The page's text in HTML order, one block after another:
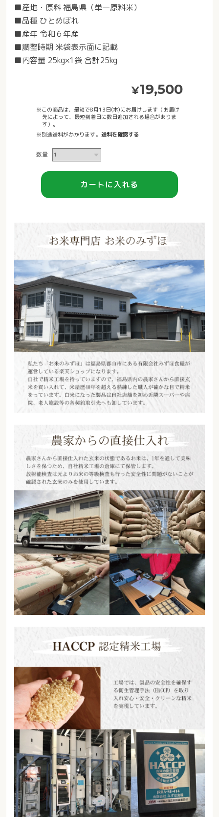
■産地・原料 福島県（単一原料米）
■品種 ひとめぼれ
■産年 令和６年産
■調整時期 米袋表示面に記載
■内容量 25kg×1袋 合計25kg
¥19,500
※この商品は、最短で8月13日(木)にお届けします（お届け
先によって、最短到着日に数日追加される場合がありま
す）。
※別途送料がかかります。 送料を確認する
数量
カートに入れる